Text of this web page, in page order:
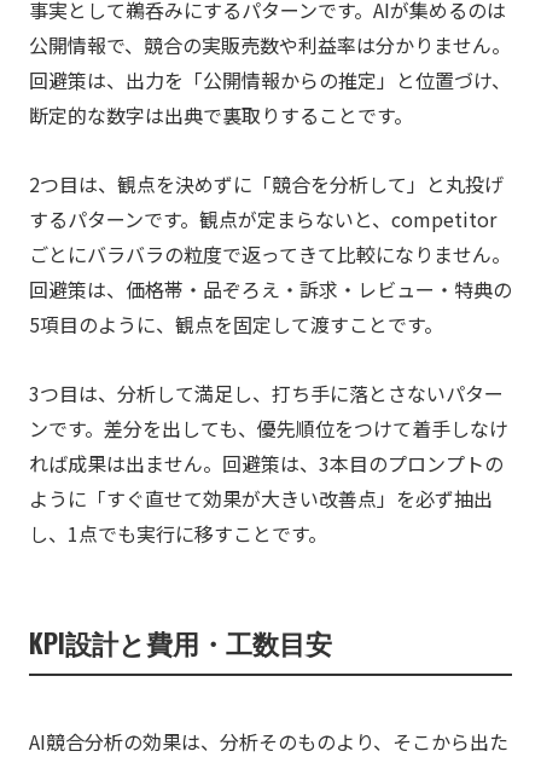
事実として鵜呑みにするパターンです。AIが集めるのは
公開情報で、競合の実販売数や利益率は分かりません。
回避策は、出力を「公開情報からの推定」と位置づけ、
断定的な数字は出典で裏取りすることです。
2つ目は、観点を決めずに「競合を分析して」と丸投げ
するパターンです。観点が定まらないと、competitor
ごとにバラバラの粒度で返ってきて比較になりません。
回避策は、価格帯・品ぞろえ・訴求・レビュー・特典の
5項目のように、観点を固定して渡すことです。
3つ目は、分析して満足し、打ち手に落とさないパター
ンです。差分を出しても、優先順位をつけて着手しなけ
れば成果は出ません。回避策は、3本目のプロンプトの
ように「すぐ直せて効果が大きい改善点」を必ず抽出
し、1点でも実行に移すことです。
KPI設計と費用・工数目安
AI競合分析の効果は、分析そのものより、そこから出た